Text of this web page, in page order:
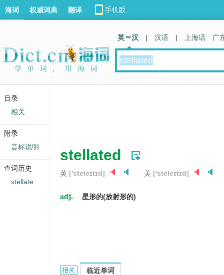
stellated
英 ['steleɪtɪd] 美 ['steleɪtɪd]
adj. 星形的(放射形的)
stellated的相关资料：
临近单词
海词 权威词典 翻译
英 汉 | 汉语 | 上海话 广
目录
相关
附录
音标说明
查词历史
stellate